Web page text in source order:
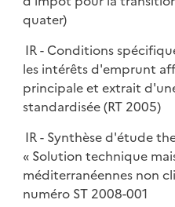
quater)
IR - Conditions
les intérêts d'emprunt
principale et extrait
standardisée (RT 2005)
IR - Synthèse d'étude
« Solution technique
méditerranéennes non
numéro ST 2008-001